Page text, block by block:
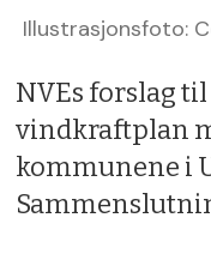
Illustrasjonsfoto:
NVEs forslag
vindkraftplan
kommunene i